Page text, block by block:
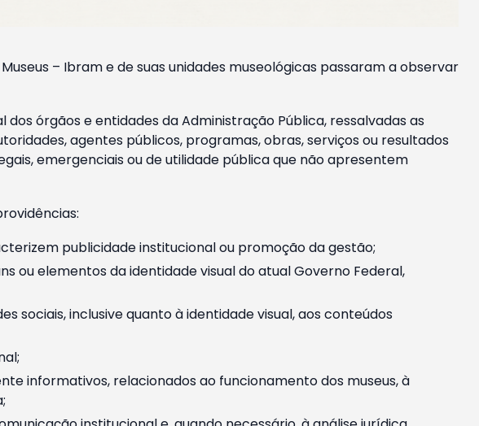
– Ibram e de suas unidades museológicas passaram a observar
órgãos e entidades da Administração Pública, ressalvadas as
agentes públicos, programas, obras, serviços ou resultados
emergenciais ou de utilidade pública que não apresentem
publicidade institucional ou promoção da gestão;
ou elementos da identidade visual do atual Governo Federal,
sociais, inclusive quanto à identidade visual, aos conteúdos
informativos, relacionados ao funcionamento dos museus, à